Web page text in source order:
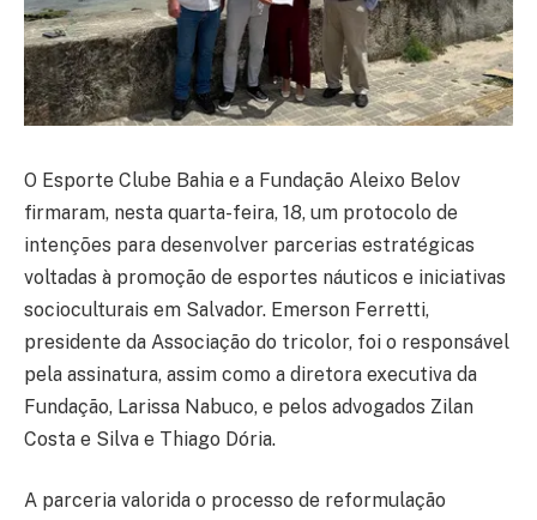
O Esporte Clube Bahia e a Fundação Aleixo Belov
firmaram, nesta quarta-feira, 18, um protocolo de
intenções para desenvolver parcerias estratégicas
voltadas à promoção de esportes náuticos e iniciativas
socioculturais em Salvador. Emerson Ferretti,
presidente da Associação do tricolor, foi o responsável
pela assinatura, assim como a diretora executiva da
Fundação, Larissa Nabuco, e pelos advogados Zilan
Costa e Silva e Thiago Dória.
A parceria valorida o processo de reformulação